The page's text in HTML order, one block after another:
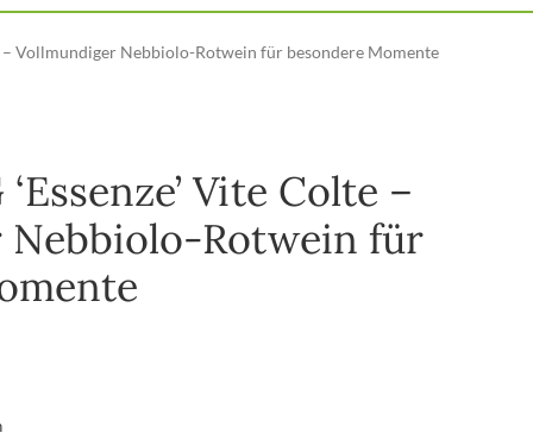
– Vollmundiger Nebbiolo-Rotwein für besondere Momente
Vite Colte –
Nebbiolo-Rotwein für